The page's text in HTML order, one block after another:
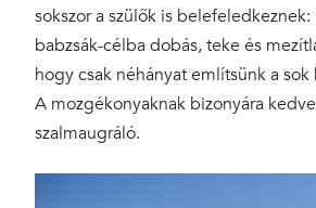
sokszor a szülők is
babzsák-célba dobás, teke és
hogy csak néhányat említsünk a sok
A mozgékonyaknak bizonyára
szalmaugráló.